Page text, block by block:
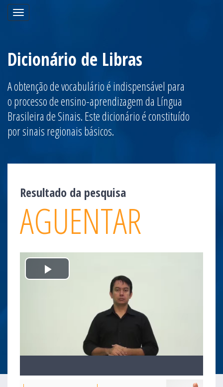
Toggle
navigation
Dicionário de Libras
A obtenção de vocabulário é indispensável para
o processo de ensino-aprendizagem da Língua
Brasileira de Sinais. Este dicionário é constituído
por sinais regionais básicos.
Resultado da pesquisa
AGUENTAR
Play